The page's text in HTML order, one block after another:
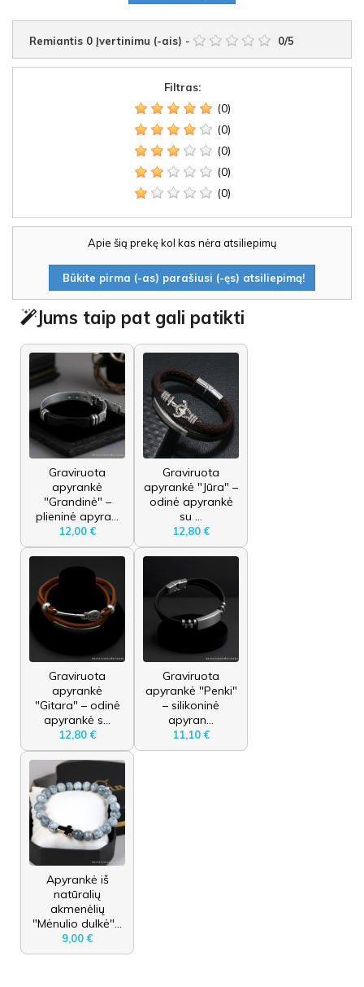
Remiantis 0 Įvertinimu (-ais) - 0/5
Filtras:
(0)
(0)
(0)
(0)
(0)
Apie šią prekę kol kas nėra atsiliepimų
Būkite pirma (-as) parašiusi (-ęs) atsiliepimą!
Jums taip pat gali patikti
Graviruota
apyrankė
"Grandinė" –
plieninė apyra...
12,00 €
Graviruota
apyrankė "Jūra" –
odinė apyrankė
su ...
12,80 €
Graviruota
apyrankė
"Gitara" – odinė
apyrankė s...
12,80 €
Graviruota
apyrankė "Penki"
– silikoninė
apyran...
11,10 €
Apyrankė iš
natūralių
akmenėlių
"Mėnulio dulkė"...
9,00 €